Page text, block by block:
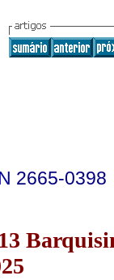
2665-0398